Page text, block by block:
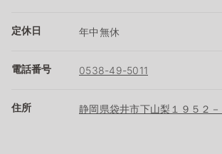
定休日 年中無休
電話番号 0538-49-5011
住所 静岡県袋井市下山梨１９５２－